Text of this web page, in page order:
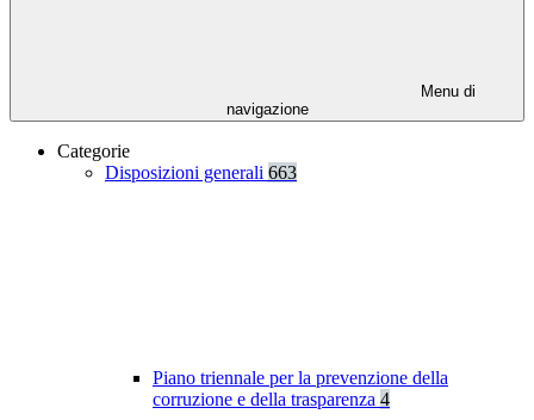
Menu di
navigazione
Categorie
Disposizioni generali 663
Piano triennale per la prevenzione della
corruzione e della trasparenza 4